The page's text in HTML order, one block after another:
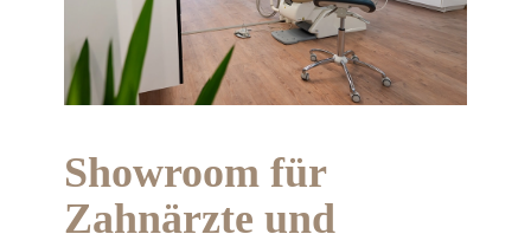
Showroom für
Zahnärzte und